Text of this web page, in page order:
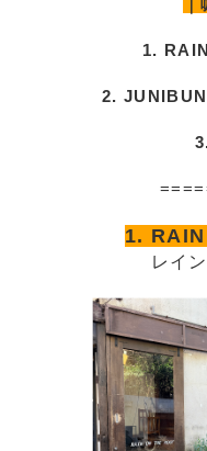
1.
2.
1.
レイ